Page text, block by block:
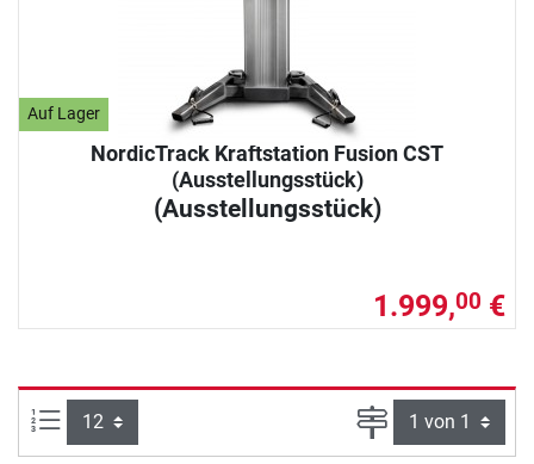
Auf Lager
NordicTrack Kraftstation Fusion CST
(Ausstellungsstück)
(Ausstellungsstück)
1.999,00 €
Artikel pro Seite: Seite